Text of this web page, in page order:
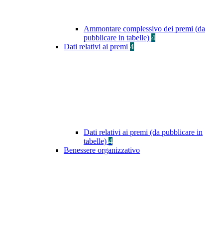
Ammontare complessivo dei premi (da
pubblicare in tabelle) 4
Dati relativi ai premi 4
Dati relativi ai premi (da pubblicare in
tabelle) 4
Benessere organizzativo